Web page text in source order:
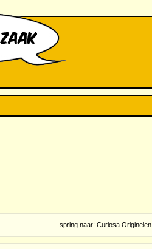
spring naar: Curiosa Originelen